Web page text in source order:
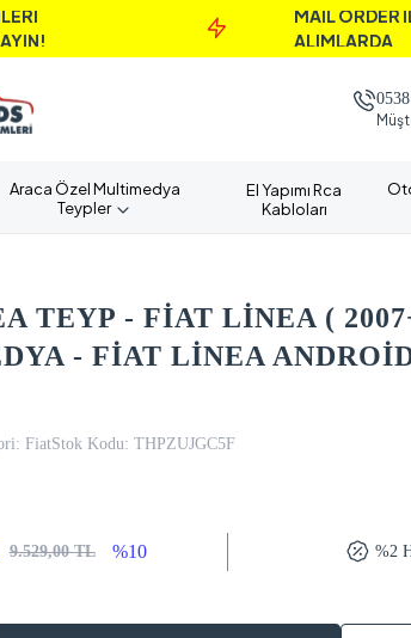
MAİL ORDER İLE
ALIMLARDA
Araca Özel Multimedya
Teypler
El Yapımı Rca
Kabloları
TEYP - FİAT LİNEA (
- FİAT LİNEA
FiatStok Kodu: THPZUJGC5F
9.529,00 TL %10 %2